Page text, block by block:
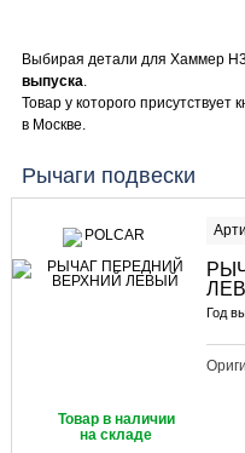
Выбирая детали для Хаммер
выпуска.
Товар у которого присутствует
в Москве.
Рычаги подвески
Год
Товар в наличии
на складе